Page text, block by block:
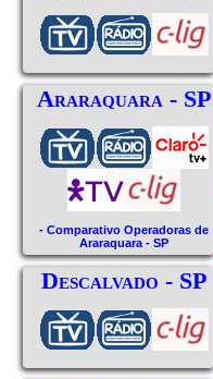
Araraquara - SP
- Comparativo Operadoras de
Araraquara - SP
Descalvado - SP